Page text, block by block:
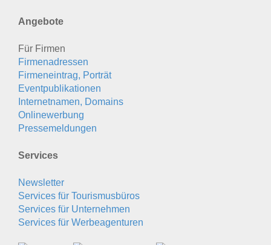
Angebote
Für Firmen
Firmenadressen
Firmeneintrag, Porträt
Eventpublikationen
Internetnamen, Domains
Onlinewerbung
Pressemeldungen
Services
Newsletter
Services für Tourismusbüros
Services für Unternehmen
Services für Werbeagenturen